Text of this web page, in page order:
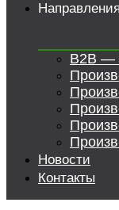
Направления
B2B —
Новости
Контакты